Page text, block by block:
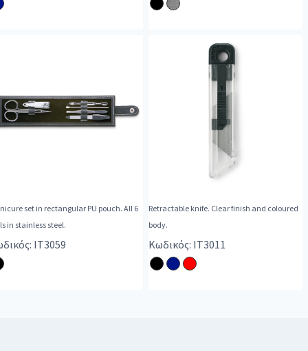
set in rectangular PU pouch. All 6
in stainless steel.
IT3059
Retractable knife. Clear finish and coloured
body.
Κωδικός: IT3011